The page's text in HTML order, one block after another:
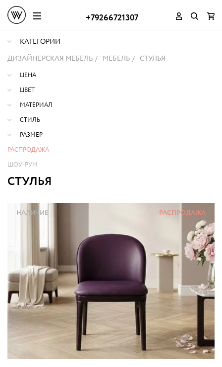
+79266721307
КАТЕГОРИИ
ДИЗАЙНЕРСКАЯ МЕБЕЛЬ
МЕБЕЛЬ СТУЛЬЯ
ЦЕНА
ЦВЕТ
МАТЕРИАЛ
СТИЛЬ
РАЗМЕР
РАСПРОДАЖА
ШОУ-РУМ
СТУЛЬЯ
РАСПРОДАЖА
НАЛИЧИЕ